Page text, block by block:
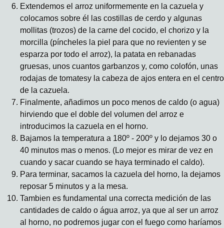
Extendemos el arroz uniformemente en la cazuela y
colocamos sobre él las costillas de cerdo y algunas
mollitas (trozos) de la carne del cocido, el chorizo y la
morcilla (píncheles la piel para que no revienten y se
esparza por todo el arroz), la patata en rebanadas
gruesas, unos cuantos garbanzos y, como colofón, unas
rodajas de tomatesy la cabeza de ajos entera en el centro
de la cazuela.
Finalmente, añadimos un poco menos de caldo (o agua)
hirviendo que el doble del volumen del arroz e
introducimos la cazuela en el horno.
Bajamos la temperatura a 180º - 200º y lo dejamos 30 o
40 minutos mas o menos. (Lo mejor es mirar de vez en
cuando y sacar cuando se haya terminado el caldo).
Para terminar, sacamos la cazuela del horno, la dejamos
reposar 5 minutos y a la mesa.
Tambien es fundamental una correcta medición de las
cantidades de caldo o água arroz, ya que al ser un arroz
al horno, no podremos jugar con el fuego como haríamos